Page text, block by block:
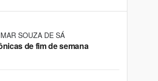
SOUZA DE SÁ
de fim de semana